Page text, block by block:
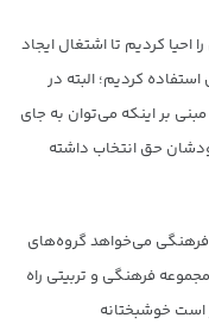
کردیم تا اشتغال ایجاد
کردیم؛ البته در
بر اینکه می‌توان به جای
حق انتخاب داشته
فرهنگی می‌خواهد گروه‌های
فرهنگی و تربیتی راه
است خوشبختانه